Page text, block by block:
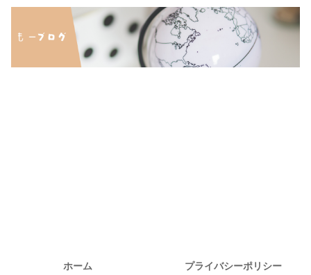
ホーム プライバシーポリシー